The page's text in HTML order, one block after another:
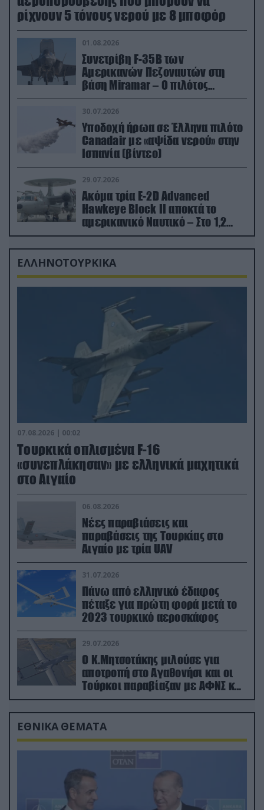
ρίχνουν 5 τόνους νερού με 8 μποφόρ
01.08.2026
Συνετρίβη F-35B των
Αμερικανών Πεζοναυτών στη
βάση Miramar – Ο πιλότος
εκτινάχθηκε εγκαίρως
30.07.2026
Υποδοχή ήρωα σε Έλληνα πιλότο
Canadair με «αψίδα νερού» στην
Ισπανία (βίντεο)
29.07.2026
Ακόμα τρία E-2D Advanced
Hawkeye Block II αποκτά το
αμερικανικό Ναυτικό – Στο 1,2
δισ.δολάρια το κόστος
ΕΛΛΗΝΟΤΟΥΡΚΙΚΑ
07.08.2026 | 00:02
Τουρκικά οπλισμένα F-16
«συνεπλάκησαν» με ελληνικά μαχητικά
στο Αιγαίο
06.08.2026
Νέες παραβιάσεις και
παραβάσεις της Τουρκίας στο
Αιγαίο με τρία UAV
31.07.2026
Πάνω από ελληνικό έδαφος
πέταξε για πρώτη φορά μετά το
2023 τουρκικό αεροσκάφος
29.07.2026
Ο Κ.Μητσοτάκης μιλούσε για
αποτροπή στο Αγαθονήσι και οι
Τούρκοι παραβίαζαν με ΑΦΝΣ και
drone
ΕΘΝΙΚΑ ΘΕΜΑΤΑ